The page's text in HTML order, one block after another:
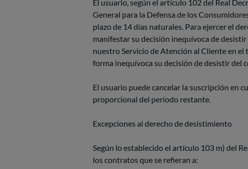
El usuario, según el artículo 102 del Real
General para la Defensa de los
plazo de 14 días naturales. Para ejercer el
manifestar su decisión inequívoca de
nuestro Servicio de Atención al Cliente en el
forma inequívoca su decisión de desistir del
El usuario puede cancelar la suscripción en
proporcional del período restante.
Excepciones al derecho de desistimiento
Según lo establecido el artículo 103 m) del
los contratos que se refieran a: